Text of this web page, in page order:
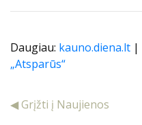
Daugiau: kauno.diena.lt |
„Atsparūs“
◀ Grįžti į Naujienos